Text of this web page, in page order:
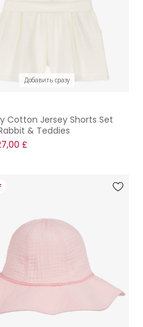
Добавить сразу
Cotton Jersey Shorts Set
& Teddies
£